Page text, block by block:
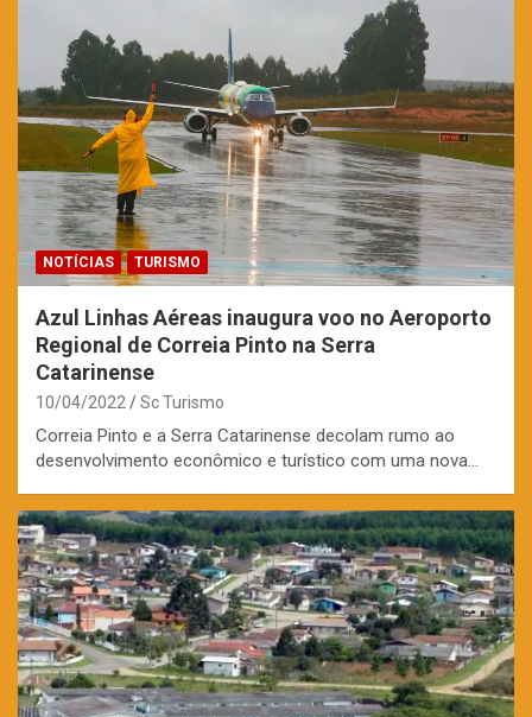
NOTÍCIAS TURISMO
Azul Linhas Aéreas inaugura voo no Aeroporto
Regional de Correia Pinto na Serra
Catarinense
10/04/2022 Sc Turismo
Correia Pinto e a Serra Catarinense decolam rumo ao
desenvolvimento econômico e turístico com uma nova…